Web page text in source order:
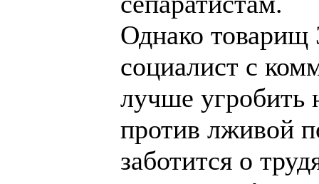
Однако
социалист с
лучше угробить
против лживой
заботится о